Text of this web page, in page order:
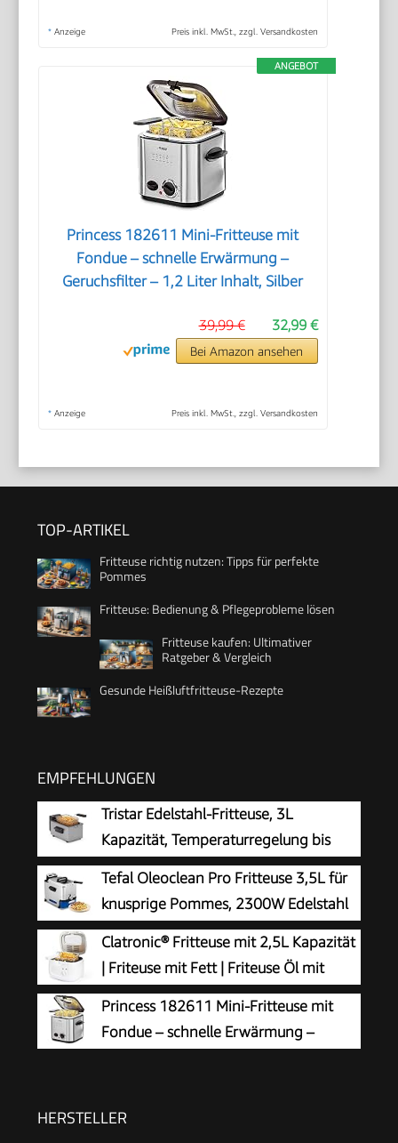
* Anzeige Preis inkl. MwSt., zzgl. Versandkosten
ANGEBOT
Princess 182611 Mini-Fritteuse mit
Fondue – schnelle Erwärmung –
Geruchsfilter – 1,2 Liter Inhalt, Silber
32,99 €
39,99 €
Bei Amazon ansehen
* Anzeige Preis inkl. MwSt., zzgl. Versandkosten
TOP-ARTIKEL
Fritteuse richtig nutzen: Tipps für perfekte
Pommes
Fritteuse: Bedienung & Pflegeprobleme lösen
Fritteuse kaufen: Ultimativer
Ratgeber & Vergleich
Gesunde Heißluftfritteuse-Rezepte
EMPFEHLUNGEN
Tristar Edelstahl-Fritteuse, 3L
Kapazität, Temperaturregelung bis
190°C, Kaltzone,
Spülmaschinengeeignete Teile, Cool-Touch-
Gehäuse, Einfach zu Reinigen, FR-9326
Tefal Oleoclean Pro Fritteuse 3,5L für
knusprige Pommes, 2300W Edelstahl
Friteuse mit Öl-Filterung,
Herausnehmbarer Ölbehälter 1,2kg, Timer &
Thermostat, Spülmaschinenfest,
Schwarz/Edelstahl
Clatronic® Fritteuse mit 2,5L Kapazität
| Friteuse mit Fett | Friteuse Öl mit
Geruchs- und Fettdunstfilter &
Antihaft-Ölbehälter | Stufenlos regelbarer
Thermostat | Fritteuse mit Öl - FR 3771
Princess 182611 Mini-Fritteuse mit
Fondue – schnelle Erwärmung –
HERSTELLER